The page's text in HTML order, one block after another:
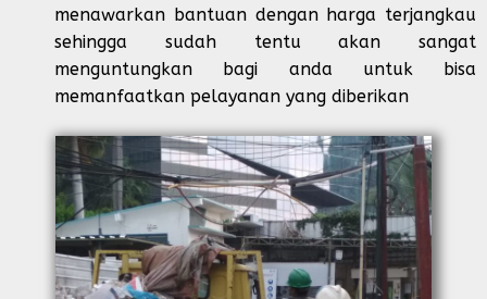
menawarkan bantuan dengan harga terjangkau
sehingga sudah tentu akan sangat
menguntungkan bagi anda untuk bisa
memanfaatkan pelayanan yang diberikan